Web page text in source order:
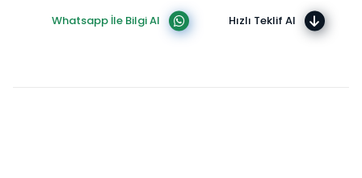
Whatsapp İle Bilgi Al Hızlı Teklif Al